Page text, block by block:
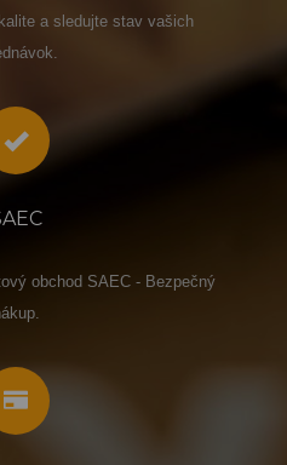
a sledujte stav vašich
obchod SAEC - Bezpečný